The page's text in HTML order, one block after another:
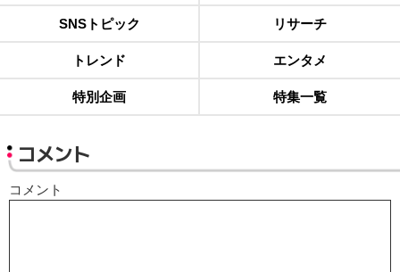
SNSトピック リサーチ
トレンド エンタメ
特別企画 特集一覧
コメント
コメント